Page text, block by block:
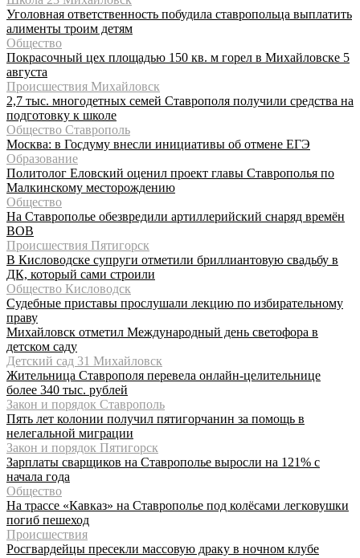
Уголовная ответственность побудила ставропольца выплатить
алименты троим детям
Общество
Покрасочный цех площадью 150 кв. м горел в Михайловске 5
августа
Происшествия Михайловск
2,7 тыс. многодетных семей Ставрополя получили средства на
подготовку к школе
Общество Ставрополь
Москва: в Госдуму внесли инициативы об отмене ЕГЭ
Образование
Политолог Еловский оценил проект главы Ставрополья по
Малкинскому месторождению
Общество
На Ставрополье обезвредили артиллерийский снаряд времён
ВОВ
Происшествия Пятигорск
В Кисловодске супруги отметили бриллиантовую свадьбу в
ДК, который сами строили
Общество Кисловодск
Судебные приставы прослушали лекцию по избирательному
праву
Михайловск отметил Международный день светофора в
детском саду
Детский сад 31 Михайловск
Жительница Ставрополя перевела онлайн-целительнице
более 340 тыс. рублей
Закон и порядок Ставрополь
Пять лет колонии получил пятигорчанин за помощь в
нелегальной миграции
Закон и порядок Пятигорск
Зарплаты сварщиков на Ставрополье выросли на 121% с
начала года
Общество
На трассе «Кавказ» на Ставрополье под колёсами легковушки
погиб пешеход
Происшествия
Росгвардейцы пресекли массовую драку в ночном клубе